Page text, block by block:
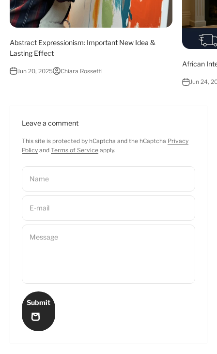
Abstract Expressionism: Important New Idea &
Lasting Effect
Jun 20, 2025 Chiara Rossetti
African
Jun 24,
Leave a comment
This site is protected by hCaptcha and the hCaptcha Privacy
Policy and Terms of Service apply.
Name
E-mail
Message
Submit